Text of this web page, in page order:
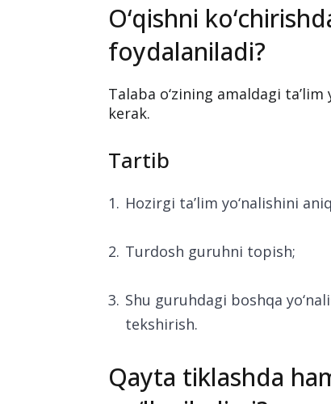
O‘qishni
foydalaniladi?
Talaba o‘zining amaldagi
kerak.
Tartib
Hozirgi ta’lim yo‘nalishini
Turdosh guruhni topish;
Shu guruhdagi boshqa
tekshirish.
Qayta tiklashda